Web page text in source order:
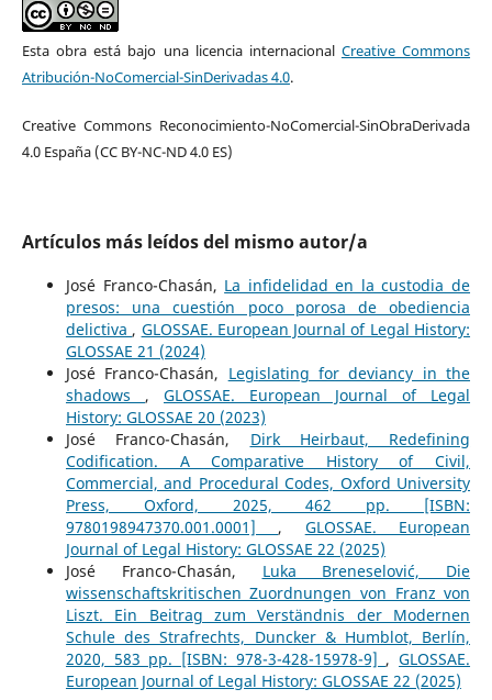
Esta obra está bajo una licencia internacional Creative Commons
Atribución-NoComercial-SinDerivadas 4.0.
Creative Commons Reconocimiento-NoComercial-SinObraDerivada
4.0 España (CC BY-NC-ND 4.0 ES)
Artículos más leídos del mismo autor/a
José Franco-Chasán, La infidelidad en la custodia de
presos: una cuestión poco porosa de obediencia
delictiva , GLOSSAE. European Journal of Legal History:
GLOSSAE 21 (2024)
José Franco-Chasán, Legislating for deviancy in the
shadows , GLOSSAE. European Journal of Legal
History: GLOSSAE 20 (2023)
José Franco-Chasán, Dirk Heirbaut, Redefining
Codification. A Comparative History of Civil,
Commercial, and Procedural Codes, Oxford University
Press, Oxford, 2025, 462 pp. [ISBN:
9780198947370.001.0001] , GLOSSAE. European
Journal of Legal History: GLOSSAE 22 (2025)
José Franco-Chasán, Luka Breneselović, Die
wissenschaftskritischen Zuordnungen von Franz von
Liszt. Ein Beitrag zum Verständnis der Modernen
Schule des Strafrechts, Duncker & Humblot, Berlín,
2020, 583 pp. [ISBN: 978-3-428-15978-9] ,GLOSSAE.
European Journal of Legal History: GLOSSAE 22 (2025)